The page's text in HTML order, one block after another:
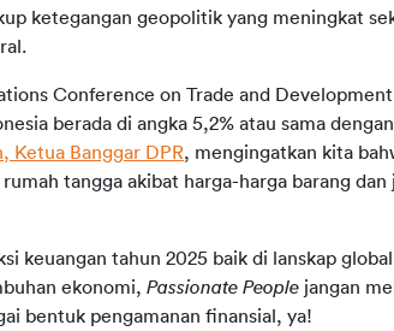
ketegangan geopolitik yang meningkat
Conference on Trade and
berada di angka 5,2% atau sama
Ketua Banggar DPR, mengingatkan kita
tangga akibat harga-harga barang dan
keuangan tahun 2025 baik di lanskap
ekonomi, Passionate People jangan
bentuk pengamanan finansial, ya!